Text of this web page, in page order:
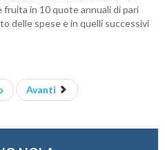
in 10 quote annuali di pari
delle spese e in quelli successivi
Avanti